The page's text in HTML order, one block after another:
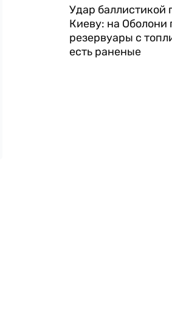
Удар баллистикой
Киеву: на Оболони
резервуары с
есть раненые